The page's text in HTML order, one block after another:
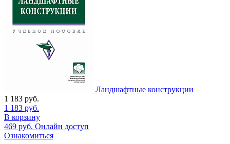
Ландшафтные конструкции
1 183 руб.
1 183 руб.
В корзину
469 руб. Онлайн доступ
Ознакомиться